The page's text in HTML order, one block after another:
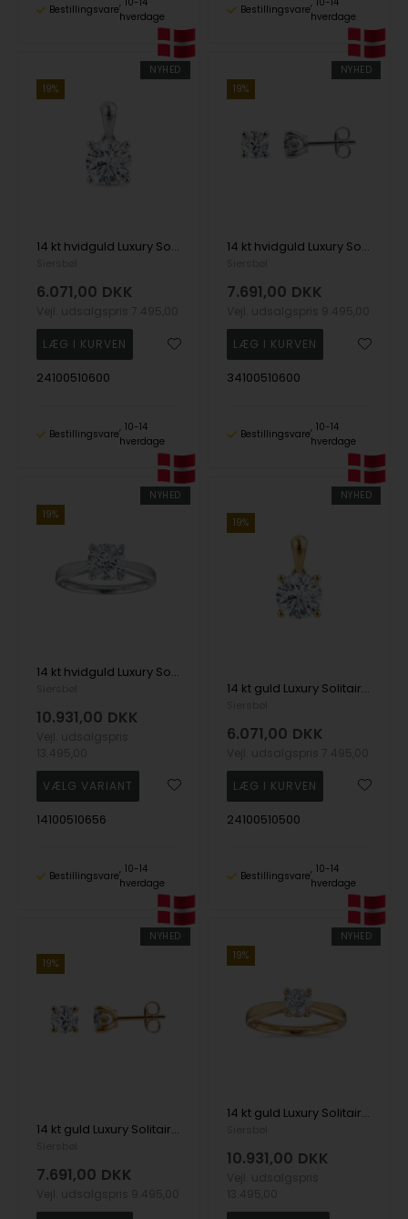
Bestillingsvare
hverdage
Bestillingsvare
hverdage
NYHED
19%
14 kt hvidguld Luxury Solitaire vedhæng med i alt 1,00 ct Labgrown diamant Top Wesselston VS2
6.071,00 DKK
24100510600
Bestillingsvare
10-14
hverdage
NYHED
19%
14 kt hvidguld Luxury Solitaire ørestikkere med i alt 1,00 ct Labgrown diamant Top Wesselston VS2
7.691,00 DKK
34100510600
Bestillingsvare
10-14
hverdage
NYHED
19%
14 kt hvidguld Luxury Solitaire ring med i alt 1,00 ct Labgrown diamant Top Wesselston VS2
10.931,00 DKK
14100510656
Bestillingsvare
10-14
hverdage
NYHED
19%
14 kt guld Luxury Solitaire vedhæng med i alt 1,00 ct Labgrown diamant Top Wesselston VS2
6.071,00 DKK
24100510500
Bestillingsvare
10-14
hverdage
NYHED
19%
14 kt guld Luxury Solitaire ørestikkere med i alt 1,00 ct Labgrown diamant Top Wesselston VS2
7.691,00 DKK
NYHED
19%
14 kt guld Luxury Solitaire ring med i alt 1,00 ct Labgrown diamant Top Wesselston VS2
10.931,00 DKK